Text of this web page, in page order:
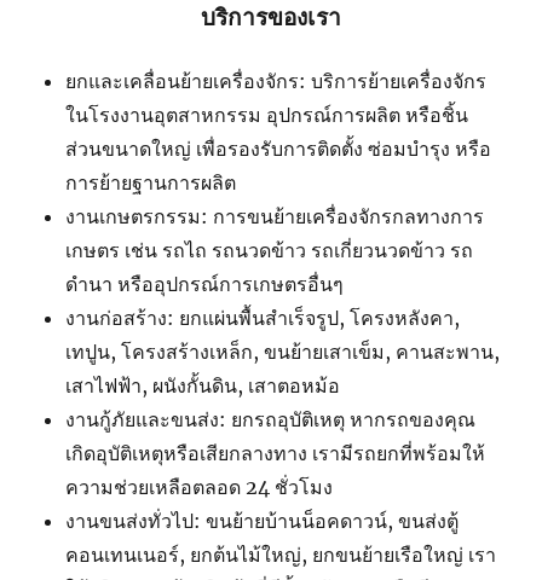
บริการของเรา
ยกและเคลื่อนย้ายเครื่องจักร: บริการย้ายเครื่องจักร
ในโรงงานอุตสาหกรรม อุปกรณ์การผลิต หรือชิ้น
ส่วนขนาดใหญ่ เพื่อรองรับการติดตั้ง ซ่อมบำรุง หรือ
การย้ายฐานการผลิต
งานเกษตรกรรม: การขนย้ายเครื่องจักรกลทางการ
เกษตร เช่น รถไถ รถนวดข้าว รถเกี่ยวนวดข้าว รถ
ดำนา หรืออุปกรณ์การเกษตรอื่นๆ
งานก่อสร้าง: ยกแผ่นพื้นสำเร็จรูป, โครงหลังคา,
เทปูน, โครงสร้างเหล็ก, ขนย้ายเสาเข็ม, คานสะพาน,
เสาไฟฟ้า, ผนังกั้นดิน, เสาตอหม้อ
งานกู้ภัยและขนส่ง: ยกรถอุบัติเหตุ หากรถของคุณ
เกิดอุบัติเหตุหรือเสียกลางทาง เรามีรถยกที่พร้อมให้
ความช่วยเหลือตลอด 24 ชั่วโมง
งานขนส่งทั่วไป: ขนย้ายบ้านน็อคดาวน์, ขนส่งตู้
คอนเทนเนอร์, ยกต้นไม้ใหญ่, ยกขนย้ายเรือใหญ่ เรา